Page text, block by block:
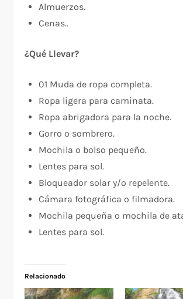
Almuerzos.
Cenas..
¿Qué Llevar?
01 Muda de ropa completa.
Ropa ligera para caminata.
Ropa abrigadora para la noche.
Gorro o sombrero.
Mochila o bolso pequeño.
Lentes para sol.
Bloqueador solar y/o repelente.
Cámara fotográfica o filmadora.
Mochila pequeña o mochila de
Lentes para sol.
Relacionado